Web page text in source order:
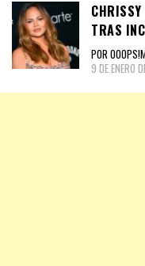
CHRISSY
TRAS
POR
9 DE ENERO